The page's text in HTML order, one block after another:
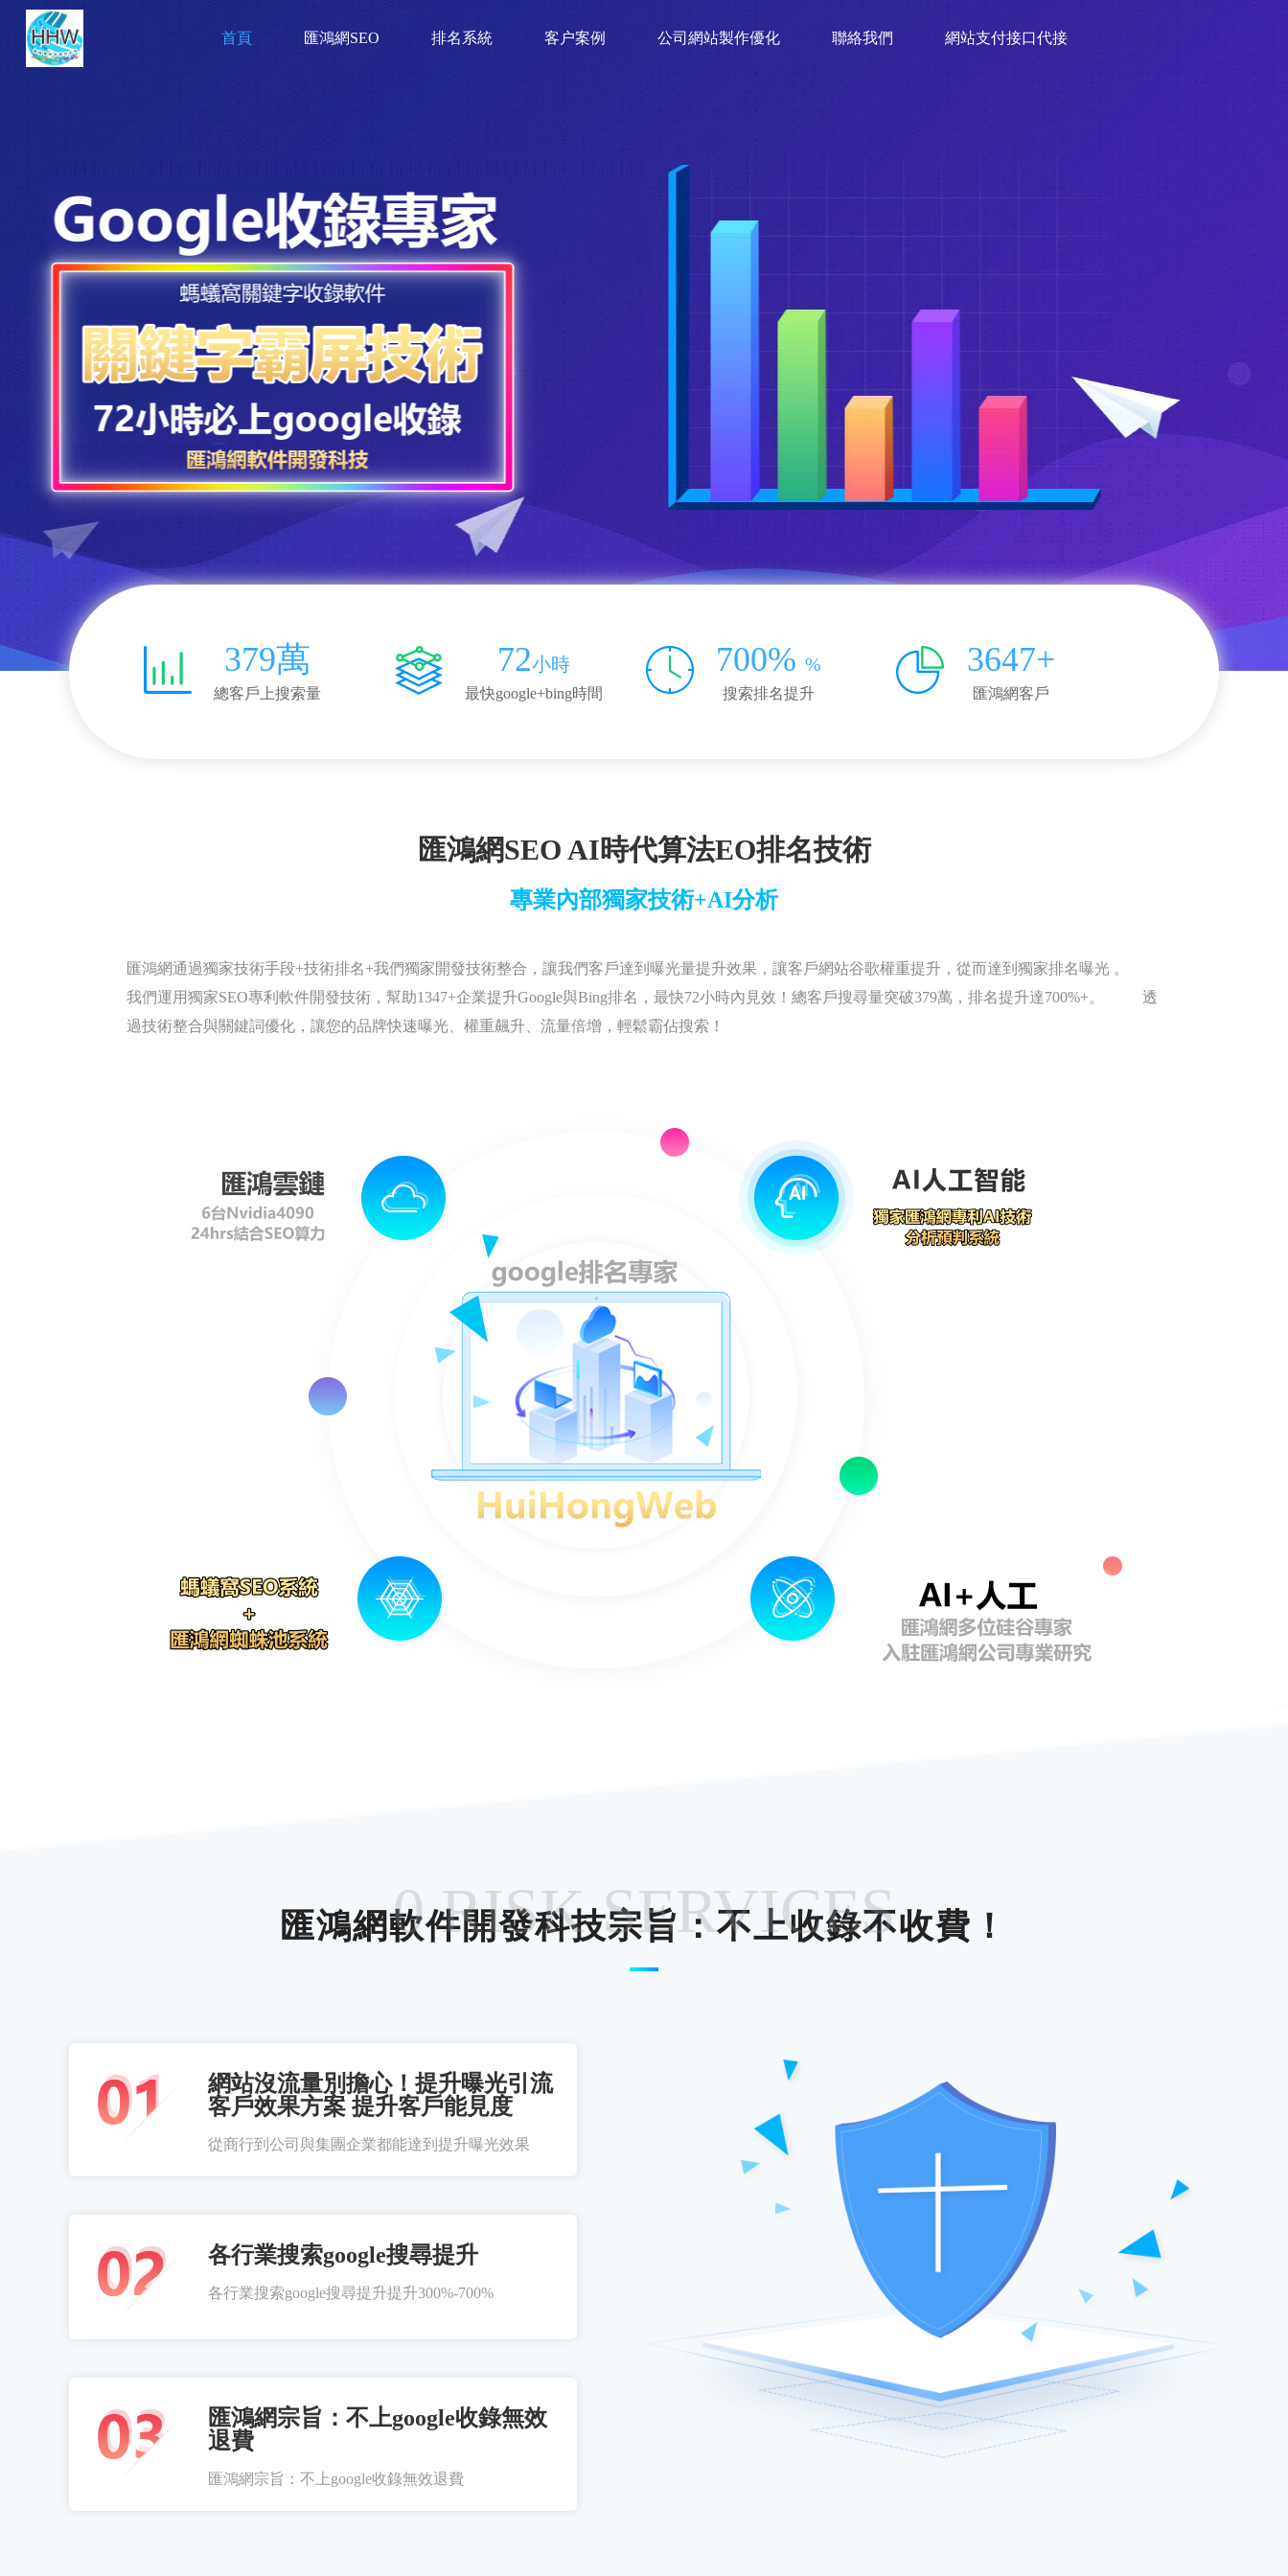
首頁 匯鴻網SEO 排名系統 客户案例 公司網站製作優化 聯絡我們 網站支付接口代接
379萬
總客戶上搜索量
72小時
最快google+bing時間
700% %
搜索排名提升
3647+
匯鴻網客戶
匯鴻網SEO AI時代算法EO排名技術
專業內部獨家技術+AI分析
匯鴻網通過獨家技術手段+技術排名+我們獨家開發技術整合，讓我們客戶達到曝光量提升效果，讓客戶網站谷歌權重提升，從而達到獨家排名曝光 。
我們運用獨家SEO專利軟件開發技術，幫助1347+企業提升Google與Bing排名，最快72小時內見效！總客戶搜尋量突破379萬，排名提升達700%+。 透
過技術整合與關鍵詞優化，讓您的品牌快速曝光、權重飆升、流量倍增，輕鬆霸佔搜索！
0 RISK SERVICES
匯鴻網軟件開發科技宗旨：不上收錄不收費！
網站沒流量別擔心！提升曝光引流
客戶效果方案 提升客戶能見度
從商行到公司與集團企業都能達到提升曝光效果
各行業搜索google搜尋提升
各行業搜索google搜尋提升提升300%-700%
匯鴻網宗旨：不上google收錄無效
退費
匯鴻網宗旨：不上google收錄無效退費